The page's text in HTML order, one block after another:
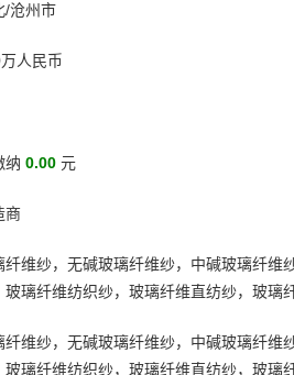
/沧州市
人民币
纳 0.00 元
商
纤维纱，无碱玻璃纤维纱，中碱玻璃纤维
玻璃纤维纺织纱，玻璃纤维直纺纱，玻璃
纤维纱，无碱玻璃纤维纱，中碱玻璃纤维
玻璃纤维纺织纱，玻璃纤维直纺纱，玻璃